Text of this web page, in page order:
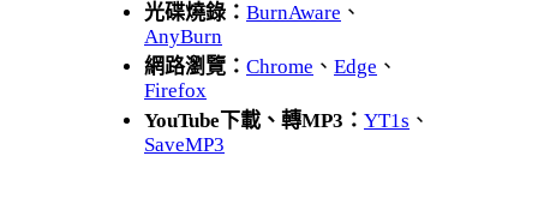
光碟燒錄： BurnAware 、
AnyBurn
網路瀏覽： Chrome 、 Edge 、
Firefox
YouTube下載、轉MP3： YT1s 、
SaveMP3